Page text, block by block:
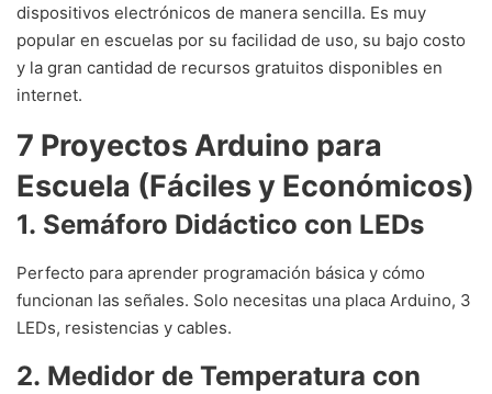
dispositivos electrónicos de manera sencilla. Es muy
popular en escuelas por su facilidad de uso, su bajo costo
y la gran cantidad de recursos gratuitos disponibles en
internet.
7 Proyectos Arduino para
Escuela (Fáciles y Económicos)
1. Semáforo Didáctico con LEDs
Perfecto para aprender programación básica y cómo
funcionan las señales. Solo necesitas una placa Arduino, 3
LEDs, resistencias y cables.
2. Medidor de Temperatura con